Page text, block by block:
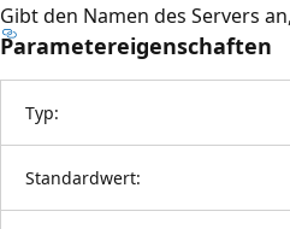
Gibt den Namen des Servers
Parametereigenschaften
Typ:
Standardwert: